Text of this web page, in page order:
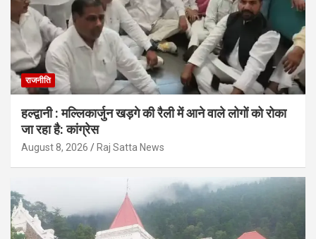
राजनीति
हल्द्वानी : मल्लिकार्जुन खड़गे की रैली में आने वाले लोगों को रोका
जा रहा है: कांग्रेस
August 8, 2026 Raj Satta News